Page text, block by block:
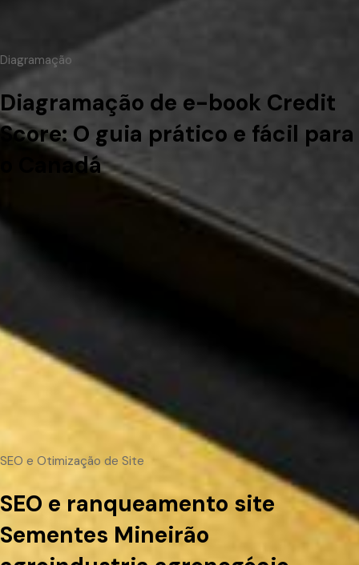
Diagramação
Diagramação de e-book Credit
Score: O guia prático e fácil para
o Canadá
SEO e Otimização de Site
SEO e ranqueamento site
Sementes Mineirão